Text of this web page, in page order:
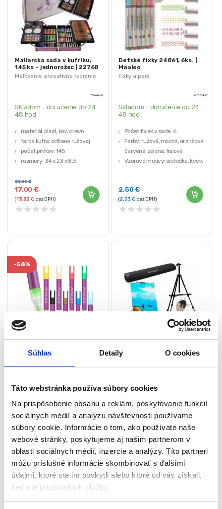
Súhlas Detaily O cookies
Táto webstránka používa súbory cookies
Na prispôsobenie obsahu a reklám, poskytovanie funkcií
sociálnych médií a analýzu návštevnosti používame
súbory cookie. Informácie o tom, ako používate naše
webové stránky, poskytujeme aj našim partnerom v
oblasti sociálnych médií, inzercie a analýzy. Títo partneri
môžu príslušné informácie skombinovať s ďalšími
údajmi, ktoré ste im poskytli alebo ktoré od vás získali,
keď ste používali ich služby.
Maľovanie a kreatívne tvorenie
Maliarska sada v kufríku,
145 ks – jednorožec | 22768
Skladom - doručenie do 24-
48 hod
materiál: plast, kov, drevo
farba kufra: odtiene ružovej
počet prvkov: 145
rozmery: 34 x 23 x 8,5
17,00€
35,00€
(13,82€bez DPH)
★★★★★
Fixky a perá
Detské fixky 24861, 6ks. |
Maaleo
Skladom - doručenie do 24-
48 hod .
Počet fixiek v sade: 6
Farby: ružová, modrá, oranžová,
červená, zelená, fialová
Vzorové motívy: srdiečka, kvety, 2
Rozmery jednej fixky: 13,5 x 1 cm
2,50€
(2,03€ bez DPH)
★★★★★
-58%
Maaleo
Skladom - doručenie do 24-
48 hod
Počet fixiek: 8 kusov
Objem jednej fixky: 8 ml
Dĺžka fixky: 15 cm
Rozmery balenia: 15 x 14 x 2 cm
5,00€
12,00 €
4,07€bez DPH)
★
čierny | Maaleo
Na sklade u dodávateľa
(doručenie 4-8 pracovných
dni)
Stabilná výška: 77 – 160 cm
Pre obrázky s maximálnou výškou:
50 cm
Pre obrázky s maximálnou šírkou:
46,8 cm
polyester + PVC fólia
8,00€
12,00€